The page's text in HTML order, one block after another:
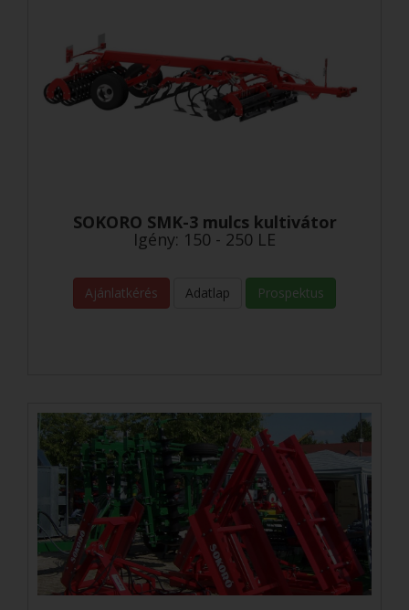
SOKORO SMK-3 mulcs kultivátor
Igény: 150 - 250 LE
Ajánlatkérés Adatlap Prospektus